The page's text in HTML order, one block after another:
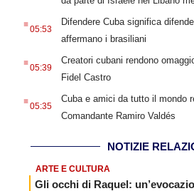
.05:53
Difendere Cuba significa
affermano i brasiliani
.05:39
Creatori cubani rendono
Fidel Castro
.05:35
Cuba e amici da tutto il mondo
Comandante Ramiro Valdés
NOTIZIE
ARTE E CULTURA
Gli occhi di Raquel: